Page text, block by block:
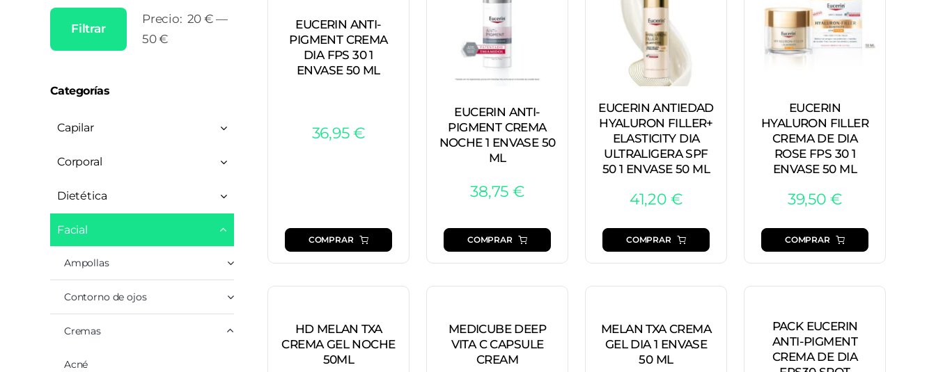
Filtrar
Precio: 20 €—
50 €
Categorías
Capilar
Corporal
Dietética
Facial
Ampollas
Contorno de ojos
Cremas
Acné
EUCERIN ANTI-
PIGMENT CREMA
DIA FPS 30 1
ENVASE 50 ML
36,95€
COMPRAR
EUCERIN ANTI-
PIGMENT CREMA
NOCHE 1 ENVASE 50
ML
38,75 €
COMPRAR
EUCERIN ANTIEDAD
HYALURON FILLER+
ELASTICITY DIA
ULTRALIGERA SPF
50 1 ENVASE 50 ML
41,20€
COMPRAR
EUCERIN
HYALURON FILLER
CREMA DE DIA
ROSE FPS 30 1
ENVASE 50 ML
39,50€
COMPRAR
HD MELAN TXA
CREMA GEL NOCHE
50ML
MEDICUBE DEEP
VITA C CAPSULE
CREAM
MELAN TXA CREMA
GEL DIA 1 ENVASE
50 ML
PACK EUCERIN
ANTI-PIGMENT
CREMA DE DIA